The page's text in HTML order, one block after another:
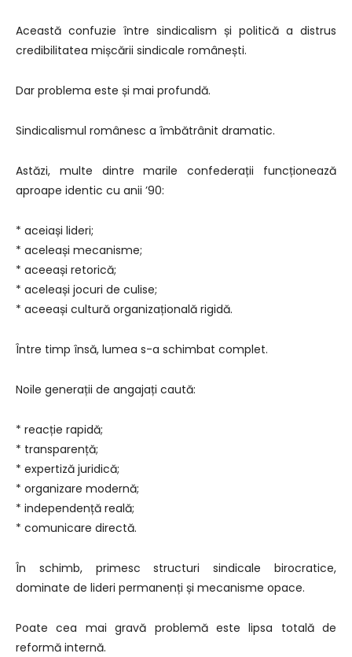
Această confuzie între sindicalism și politică a distrus
credibilitatea mișcării sindicale românești.
Dar problema este și mai profundă.
Sindicalismul românesc a îmbătrânit dramatic.
Astăzi, multe dintre marile confederații funcționează
aproape identic cu anii ’90:
* aceiași lideri;
* aceleași mecanisme;
* aceeași retorică;
* aceleași jocuri de culise;
* aceeași cultură organizațională rigidă.
Între timp însă, lumea s-a schimbat complet.
Noile generații de angajați caută:
* reacție rapidă;
* transparență;
* expertiză juridică;
* organizare modernă;
* independență reală;
* comunicare directă.
În schimb, primesc structuri sindicale birocratice,
dominate de lideri permanenți și mecanisme opace.
Poate cea mai gravă problemă este lipsa totală de
reformă internă.